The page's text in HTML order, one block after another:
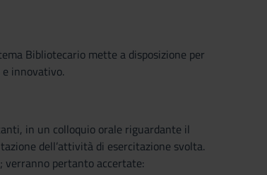
Bibliotecario mette a disposizione per
innovativo.
in un colloquio orale riguardante il
dell’attività di esercitazione svolta.
pertanto accertate: